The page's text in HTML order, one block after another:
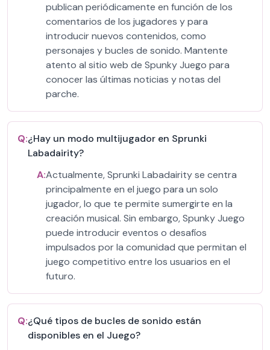
publican periódicamente en función de los
comentarios de los jugadores y para
introducir nuevos contenidos, como
personajes y bucles de sonido. Mantente
atento al sitio web de Spunky Juego para
conocer las últimas noticias y notas del
parche.
Q:¿Hay un modo multijugador en Sprunki
Labadairity?
A:Actualmente, Sprunki Labadairity se centra
principalmente en el juego para un solo
jugador, lo que te permite sumergirte en la
creación musical. Sin embargo, Spunky Juego
puede introducir eventos o desafíos
impulsados por la comunidad que permitan el
juego competitivo entre los usuarios en el
futuro.
Q:¿Qué tipos de bucles de sonido están
disponibles en el Juego?